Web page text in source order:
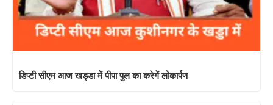
डिप्टी सीएम आज खड्डा में पीपा पुल का करेगें लोकार्पण